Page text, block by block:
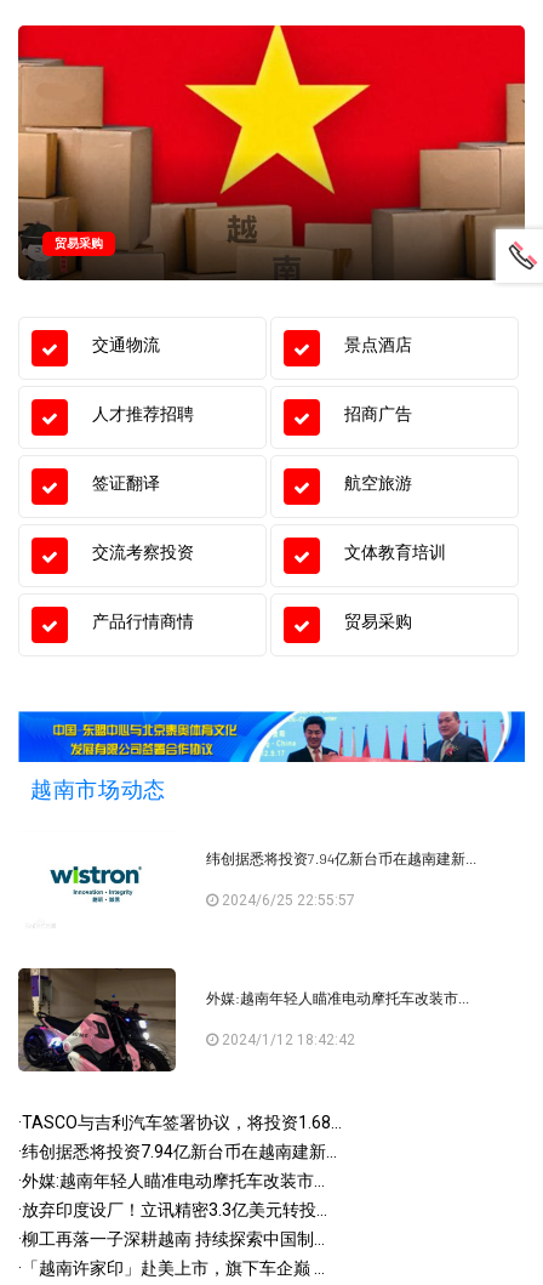
贸易采购
交通物流 景点酒店
人才推荐招聘 招商广告
签证翻译 航空旅游
交流考察投资 文体教育培训
产品行情商情 贸易采购
越南市场动态
纬创据悉将投资7.94亿新台币在越南建新...
2024/6/25 22:55:57
外媒:越南年轻人瞄准电动摩托车改装市...
2024/1/12 18:42:42
·TASCO与吉利汽车签署协议，将投资1.68...
·纬创据悉将投资7.94亿新台币在越南建新...
·外媒:越南年轻人瞄准电动摩托车改装市...
·放弃印度设厂！立讯精密3.3亿美元转投...
·柳工再落一子深耕越南 持续探索中国制...
· 「越南许家印」赴美上市，旗下车企巅 ...